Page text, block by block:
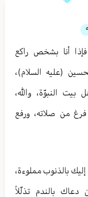
أنا بشخص راكع
(عليه السلام)،
النبوّة، والله،
من صلاته، ورفع
بالذنوب مملوءة،
بالندم تذلّلاً